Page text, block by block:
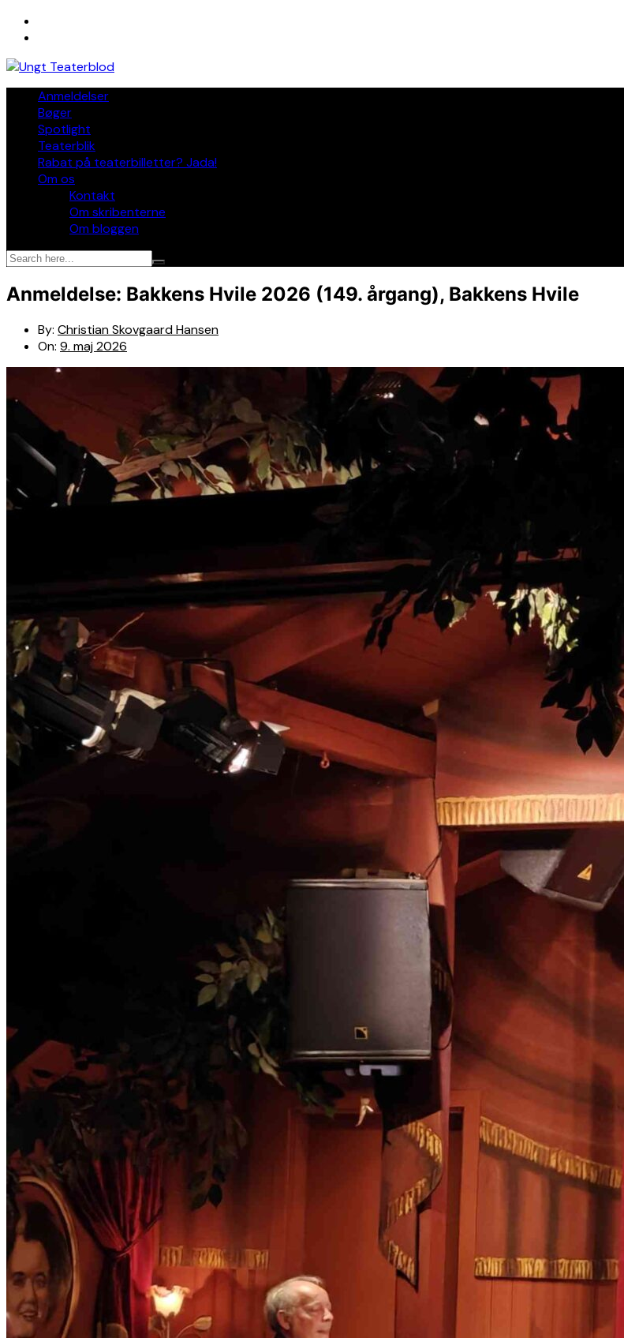
Skip
Anmeldelser
Bøger
Spotlight
Teaterblik
Rabat på teaterbilletter? Jada!
Om os
Kontakt
Om skribenterne
Om bloggen
Anmeldelse: Bakkens Hvile 2026 (149. årgang), Bakkens Hvile
By: Christian Skovgaard Hansen
On: 9. maj 2026